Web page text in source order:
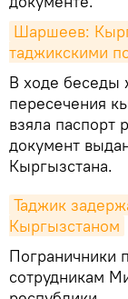
Шаршеев:
таджикскими
В ходе беседы
пересечения
взяла паспорт
документ
Кыргызстана.
Таджик
Кыргызстаном
Пограничники
сотрудникам